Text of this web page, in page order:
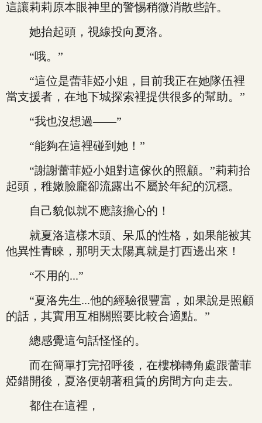
這讓莉莉原本眼神里的警惕稍微消散些許。
她抬起頭，視線投向夏洛。
“哦。”
“這位是蕾菲婭小姐，目前我正在她隊伍裡
當支援者，在地下城探索裡提供很多的幫助。”
“我也沒想過——”
“能夠在這裡碰到她！”
“謝謝蕾菲婭小姐對這傢伙的照顧。”莉莉抬
起頭，稚嫩臉龐卻流露出不屬於年紀的沉穩。
自己貌似就不應該擔心的！
就夏洛這樣木頭、呆瓜的性格，如果能被其
他異性青睞，那明天太陽真就是打西邊出來！
“不用的...”
“夏洛先生...他的經驗很豐富，如果說是照顧
的話，其實用互相關照要比較合適點。”
總感覺這句話怪怪的。
而在簡單打完招呼後，在樓梯轉角處跟蕾菲
婭錯開後，夏洛便朝著租賃的房間方向走去。
都住在這裡，